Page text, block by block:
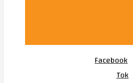
Facebook
Tok